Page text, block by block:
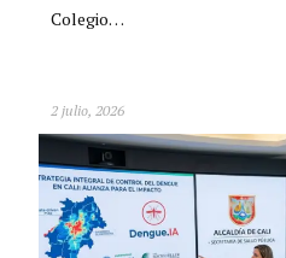
Colegio…
2 julio, 2026